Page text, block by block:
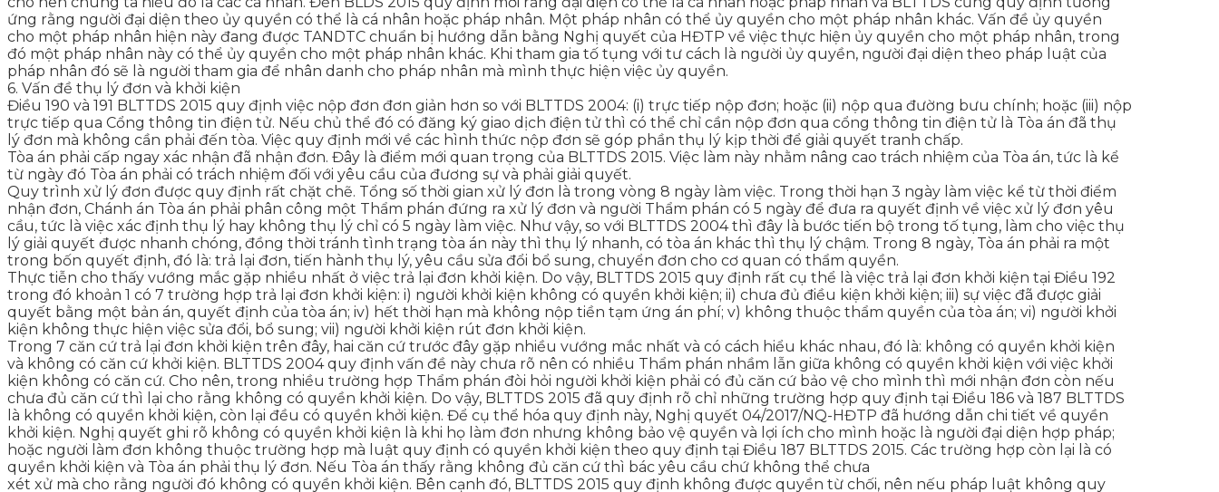
ứng rằng người đại diện theo ủy quyền có thể là cá nhân hoặc pháp nhân. Một pháp nhân có thể ủy quyền cho một pháp nhân khác. Vấn đề ủy quyền
cho một pháp nhân hiện này đang được TANDTC chuẩn bị hướng dẫn bằng Nghị quyết của HĐTP về việc thực hiện ủy quyền cho một pháp nhân, trong
đó một pháp nhân này có thể ủy quyền cho một pháp nhân khác. Khi tham gia tố tụng với tư cách là người ủy quyền, người đại diện theo pháp luật của
pháp nhân đó sẽ là người tham gia để nhân danh cho pháp nhân mà mình thực hiện việc ủy quyền.
6. Vấn đề thụ lý đơn và khởi kiện
Điều 190 và 191 BLTTDS 2015 quy định việc nộp đơn đơn giản hơn so với BLTTDS 2004: (i) trực tiếp nộp đơn; hoặc (ii) nộp qua đường bưu chính; hoặc (iii) nộp
trực tiếp qua Cổng thông tin điện tử. Nếu chủ thể đó có đăng ký giao dịch điện tử thì có thể chỉ cần nộp đơn qua cổng thông tin điện tử là Tòa án đã thụ
lý đơn mà không cần phải đến tòa. Việc quy định mới về các hình thức nộp đơn sẽ góp phần thụ lý kịp thời để giải quyết tranh chấp.
Tòa án phải cấp ngay xác nhận đã nhận đơn. Đây là điểm mới quan trọng của BLTTDS 2015. Việc làm này nhằm nâng cao trách nhiệm của Tòa án, tức là kể
từ ngày đó Tòa án phải có trách nhiệm đối với yêu cầu của đương sự và phải giải quyết.
Quy trình xử lý đơn được quy định rất chặt chẽ. Tổng số thời gian xử lý đơn là trong vòng 8 ngày làm việc. Trong thời hạn 3 ngày làm việc kể từ thời điểm
nhận đơn, Chánh án Tòa án phải phân công một Thẩm phán đứng ra xử lý đơn và người Thẩm phán có 5 ngày để đưa ra quyết định về việc xử lý đơn yêu
cầu, tức là việc xác định thụ lý hay không thụ lý chỉ có 5 ngày làm việc. Như vậy, so với BLTTDS 2004 thì đây là bước tiến bộ trong tố tụng, làm cho việc thụ
lý giải quyết được nhanh chóng, đồng thời tránh tình trạng tòa án này thì thụ lý nhanh, có tòa án khác thì thụ lý chậm. Trong 8 ngày, Tòa án phải ra một
trong bốn quyết định, đó là: trả lại đơn, tiến hành thụ lý, yêu cầu sửa đổi bổ sung, chuyển đơn cho cơ quan có thẩm quyền.
Thực tiễn cho thấy vướng mắc gặp nhiều nhất ở việc trả lại đơn khởi kiện. Do vậy, BLTTDS 2015 quy định rất cụ thể là việc trả lại đơn khởi kiện tại Điều 192
trong đó khoản 1 có 7 trường hợp trả lại đơn khởi kiện: i) người khởi kiện không có quyền khởi kiện; ii) chưa đủ điều kiện khởi kiện; iii) sự việc đã được giải
quyết bằng một bản án, quyết định của tòa án; iv) hết thời hạn mà không nộp tiền tạm ứng án phí; v) không thuộc thẩm quyền của tòa án; vi) người khởi
kiện không thực hiện việc sửa đổi, bổ sung; vii) người khởi kiện rút đơn khởi kiện.
Trong 7 căn cứ trả lại đơn khởi kiện trên đây, hai căn cứ trước đây gặp nhiều vướng mắc nhất và có cách hiểu khác nhau, đó là: không có quyền khởi kiện
và không có căn cứ khởi kiện. BLTTDS 2004 quy định vấn đề này chưa rõ nên có nhiều Thẩm phán nhầm lẫn giữa không có quyền khởi kiện với việc khởi
kiện không có căn cứ. Cho nên, trong nhiều trường hợp Thẩm phán đòi hỏi người khởi kiện phải có đủ căn cứ bảo vệ cho mình thì mới nhận đơn còn nếu
chưa đủ căn cứ thì lại cho rằng không có quyền khởi kiện. Do vậy, BLTTDS 2015 đã quy định rõ chỉ những trường hợp quy định tại Điều 186 và 187 BLTTDS
là không có quyền khởi kiện, còn lại đều có quyền khởi kiện. Để cụ thể hóa quy định này, Nghị quyết 04/2017/NQ-HĐTP đã hướng dẫn chi tiết về quyền
khởi kiện. Nghị quyết ghi rõ không có quyền khởi kiện là khi họ làm đơn nhưng không bảo vệ quyền và lợi ích cho mình hoặc là người đại diện hợp pháp;
hoặc người làm đơn không thuộc trường hợp mà luật quy định có quyền khởi kiện theo quy định tại Điều 187 BLTTDS 2015. Các trường hợp còn lại là có
quyền khởi kiện và Tòa án phải thụ lý đơn. Nếu Tòa án thấy rằng không đủ căn cứ thì bác yêu cầu chứ không thể chưa
xét xử mà cho rằng người đó không có quyền khởi kiện. Bên cạnh đó, BLTTDS 2015 quy định không được quyền từ chối, nên nếu pháp luật không quy